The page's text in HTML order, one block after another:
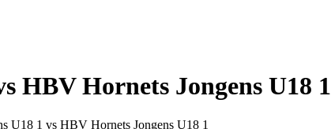
HBV Hornets Jongens U18 1
U18 1 vs HBV Hornets Jongens U18 1